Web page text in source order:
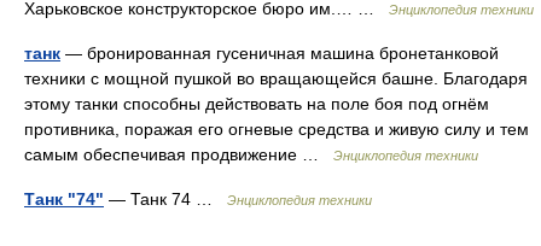
Харьковское конструкторское бюро им.… …
Энциклопедия техники
танк — бронированная гусеничная машина бронетанковой
техники с мощной пушкой во вращающейся башне. Благодаря
этому танки способны действовать на поле боя под огнём
противника, поражая его огневые средства и живую силу и тем
самым обеспечивая продвижение …
Энциклопедия техники
Танк "74" — Танк 74 … Энциклопедия техники